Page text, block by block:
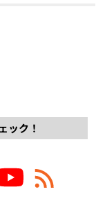
ック！